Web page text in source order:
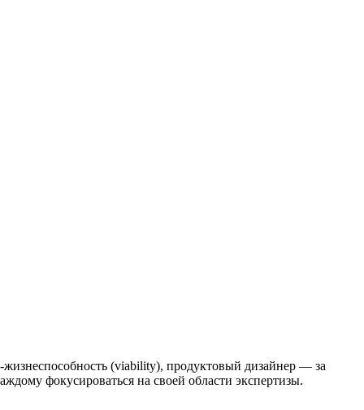
жизнеспособность (viability), продуктовый дизайнер — за
фокусироваться на своей области экспертизы.